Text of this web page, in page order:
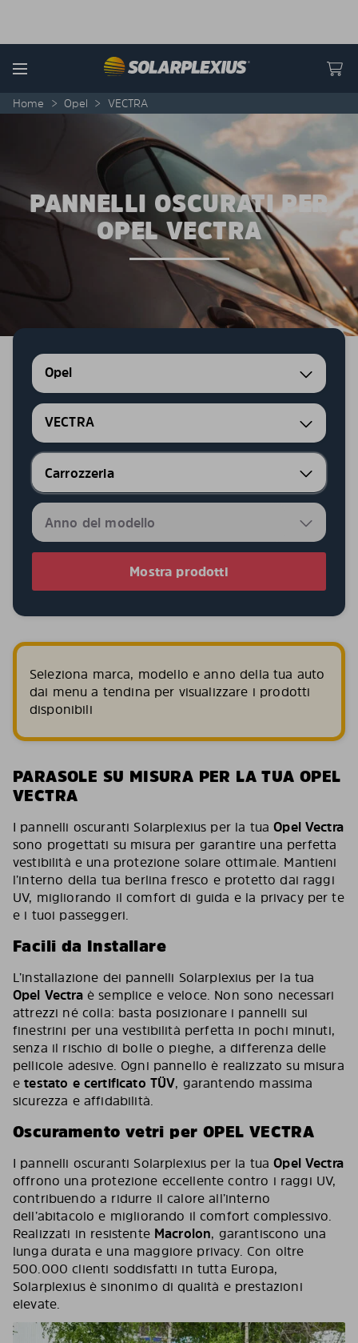
Menu
Home > Opel > VECTRA
PANNELLI OSCURATI PER
OPEL VECTRA
Opel
VECTRA
Mostra prodotti
Seleziona marca, modello e anno della tua auto
dai menu a tendina per visualizzare i prodotti
disponibili
PARASOLE SU MISURA PER LA TUA OPEL
VECTRA
I pannelli oscuranti Solarplexius per la tuaOpel Vectra
sono progettati su misura per garantire una perfetta
vestibilità e una protezione solare ottimale. Mantieni
l’interno della tua berlina fresco e protetto dai raggi
UV, migliorando il comfort di guida e la privacy per te
e i tuoi passeggeri.
Facili da Installare
L’installazione dei pannelli Solarplexius per la tua
Opel Vectraè semplice e veloce. Non sono necessari
attrezzi né colla: basta posizionare i pannelli sui
finestrini per una vestibilità perfetta in pochi minuti,
senza il rischio di bolle o pieghe, a differenza delle
pellicole adesive. Ogni pannello è realizzato su misura
etestato e certificato TÜV, garantendo massima
sicurezza e affidabilità.
Oscuramento vetri per OPEL VECTRA
I pannelli oscuranti Solarplexius per la tuaOpel Vectra
offrono una protezione eccellente contro i raggi UV,
contribuendo a ridurre il calore all’interno
dell’abitacolo e migliorando il comfort complessivo.
Realizzati in resistente Macrolon, garantiscono una
lunga durata e una maggiore privacy. Con oltre
500.000 clienti soddisfatti in tutta Europa,
Solarplexius è sinonimo di qualità e prestazioni
elevate.